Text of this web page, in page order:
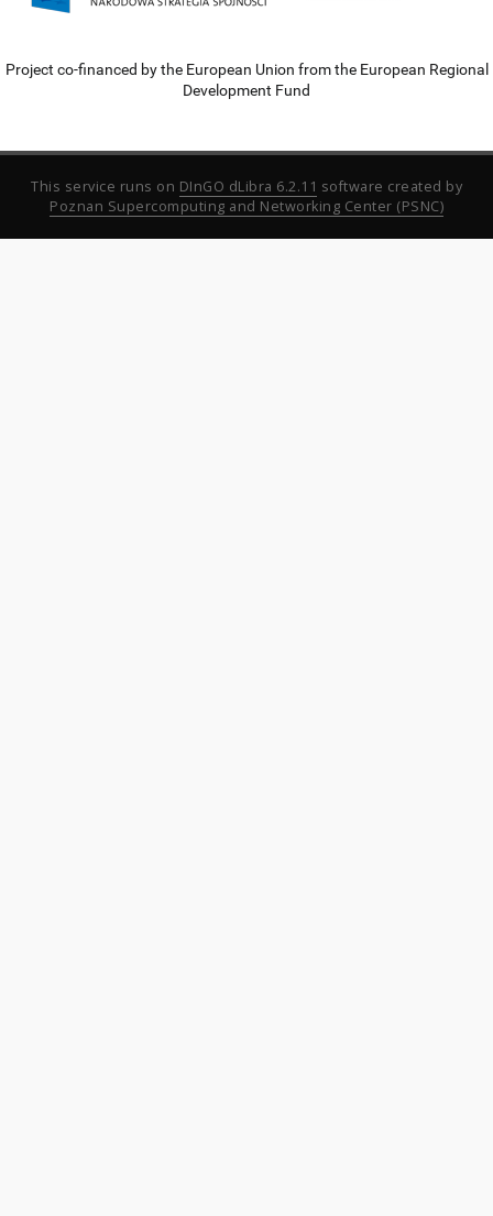
Project co-financed by the European Union from the European Regional
Development Fund
This service runs on DInGO dLibra 6.2.11 software created by
Poznan Supercomputing and Networking Center (PSNC)